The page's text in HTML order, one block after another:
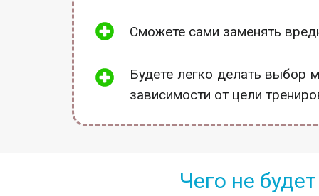
Сможете сами заменять
Будете легко делать выбор
зависимости от цели
Чего не